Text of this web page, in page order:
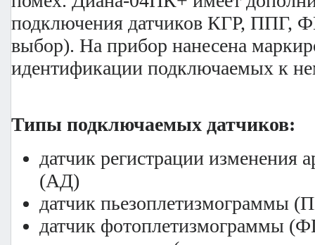
подключения датчиков КГР, ППГ,
выбор). На прибор нанесена
идентификации подключаемых к
Типы подключаемых датчиков:
датчик регистрации изменения
(АД)
датчик пьезоплетизмограммы
датчик фотоплетизмограммы